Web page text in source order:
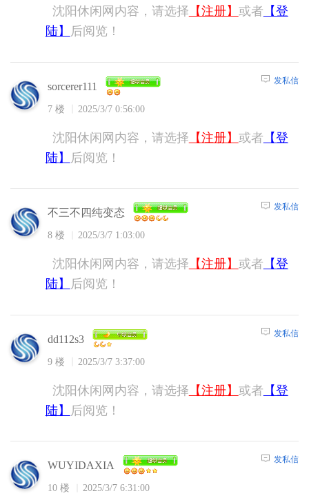
沈阳休闲网内容，请选择 【注册】 或者 【登
陆】
后阅览！
sorcerer111
7 楼 2025/3/7 0:56:00
发私信
沈阳休闲网内容，请选择 【注册】 或者 【登
陆】
后阅览！
不三不四纯变态
8 楼 2025/3/7 1:03:00
发私信
沈阳休闲网内容，请选择 【注册】 或者 【登
陆】
后阅览！
dd112s3
9 楼 2025/3/7 3:37:00
发私信
沈阳休闲网内容，请选择 【注册】 或者 【登
陆】
后阅览！
WUYIDAXIA
10 楼 2025/3/7 6:31:00
发私信